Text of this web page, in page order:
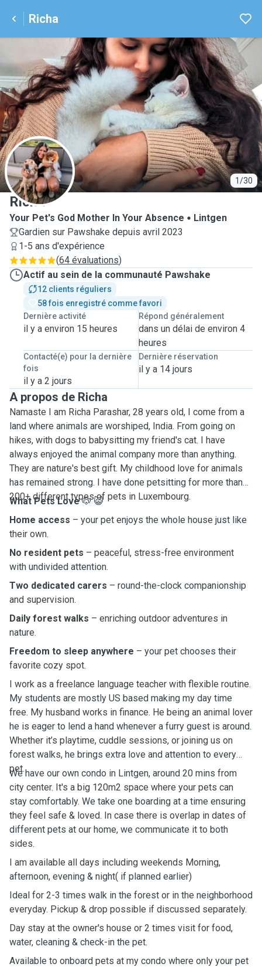
Richa
1/30
R
Richa
Your Pet's God Mother In Your Absence
Lintgen
Gardien sur Pawshake depuis avril 2023
1-5 ans d'expérience
(64 évaluations)
Actif au sein de la communauté Pawshake
12 clients réguliers
58 fois enregistré comme favori
Dernière activité
il y a environ 15 heures
Répond généralement
dans un délai de environ 4
heures
Contacté(e) pour la dernière
fois
il y a 2 jours
Dernière réservation
il y a 14 jours
A propos de Richa
Namaste I am Richa Parashar, 28 years old, I come from a
land where animals are worshiped, India. From going on
hikes, with dogs to babysitting my friend's cat. I have
always enjoyed the animal company more than anything.
They are nature's best gift. My childhood love for animals
has remained strong. I have done petsitting for more than
200+ different types of pets in Luxembourg.
What Pets Love 🐶 😺
Home access – your pet enjoys the whole house just like
their own.
No resident pets – peaceful, stress-free environment
with undivided attention.
Two dedicated carers – round-the-clock companionship
and supervision.
Daily forest walks – enriching outdoor adventures in
nature.
Freedom to sleep anywhere – your pet chooses their
favorite cozy spot.
I work as a freelance language teacher with flexible routine.
My students are mostly US based making my day time
free. My husband works in finance. He being an animal lover
he is eager to lend a hand whenever a furry guest is around.
Whether it’s playtime, cuddle sessions, or joining us on
forest walks, he brings extra love and attention to every
pet.
We have our own condo in Lintgen, around 20 mins from
city center. It's a big 120m2 space where your pets can
stay comfortably. We take one boarding at a time ensuring
they feel safe & loved. In case there is overlap in dates of
different pets at our home, we communicate it to both
sides.
I am available all days including weekends Morning,
afternoon, evening & night( if planned earlier)
Ideal for 2-3 times walk in the forest or in the neighborhood
everyday. Pickup & drop possible if discussed separately.
Day stay at the owner's house or 2 times visit for food,
water, cleaning & check-in the pet.
Available to onboard pets at my condo where only your pet